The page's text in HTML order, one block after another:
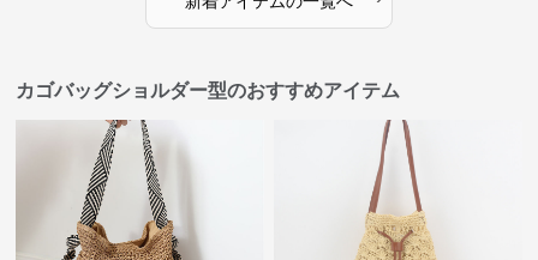
カゴバッグショルダー型のおすすめアイテム